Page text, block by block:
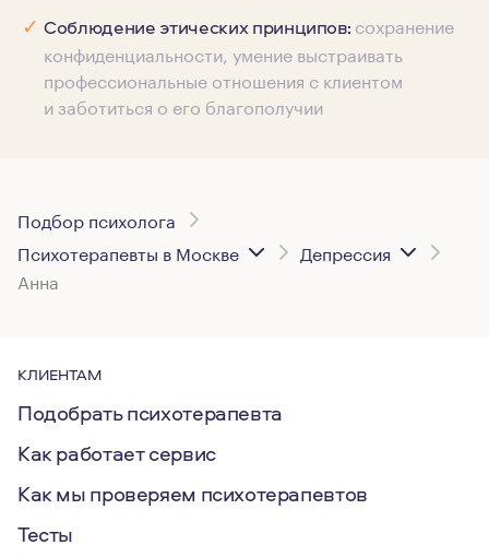
✓ Соблюдение этических принципов: сохранение
конфиденциальности, умение выстраивать
профессиональные отношения с клиентом
и заботиться о его благополучии
Подбор психолога
Психотерапевты в Москве
Депрессия
Анна
КЛИЕНТАМ
Подобрать психотерапевта
Как работает сервис
Как мы проверяем психотерапевтов
Тесты